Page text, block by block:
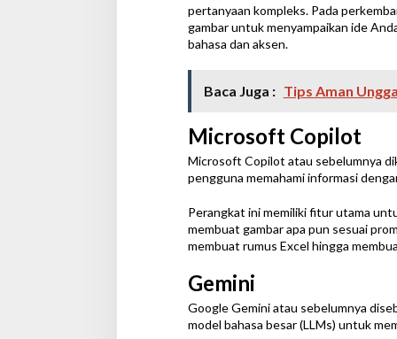
pertanyaan kompleks. Pada
gambar untuk menyampaikan ide
bahasa dan aksen.
Baca Juga : Tips Aman
Microsoft Copilot
Microsoft Copilot atau sebelumnya
pengguna memahami informasi
Perangkat ini memiliki fitur utama
membuat gambar apa pun sesuai
membuat rumus Excel hingga
Gemini
Google Gemini atau sebelumnya
model bahasa besar (LLMs) untuk